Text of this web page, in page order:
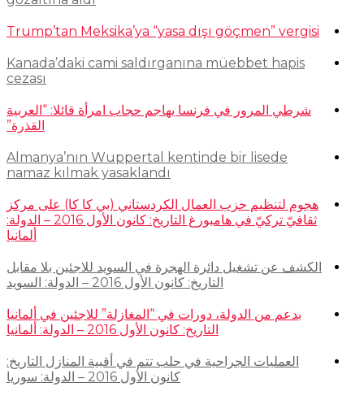
Trump’tan Meksika’ya “yasa dışı göçmen” vergisi
Kanada’daki cami saldırganına müebbet hapis
cezası
شرطي المرور في فرنسا يهاجم حجاب امرأة قائلا: “العربية
القذرة”
Almanya’nın Wuppertal kentinde bir lisede
namaz kılmak yasaklandı
هجوم لتنظيم حزب العمال الكردستاني (بي كا كا) على مركز
ثقافيّ تركيّ في هامبورغ التاريخ: كانون الأول 2016 – الدولة:
ألمانيا
الكشف عن تشغيل دائرة الهجرة في السويد للاجئين بلا مقابل
التاريخ: كانون الأول 2016 – الدولة: السويد
بدعم من الدولة، دورات في “المغازلة” للاجئين في ألمانيا
التاريخ: كانون الأول 2016 – الدولة: ألمانيا
العمليات الجراحية في حلب تتم في أقبية المنازل التاريخ:
كانون الأول 2016 – الدولة: سوريا